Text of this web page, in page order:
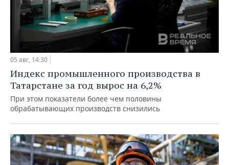
05 авг, 14:30
Индекс промышленного производства в
Татарстане за год вырос на 6,2%
При этом показатели более чем половины
обрабатывающих производств снизились